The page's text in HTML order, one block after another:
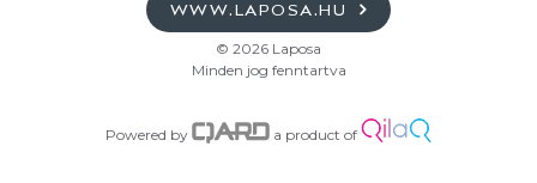
WWW.LAPOSA.HU
© 2026 Laposa
Minden jog fenntartva
Powered by a product of